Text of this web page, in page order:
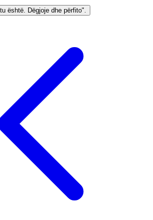
është. Dëgjoje dhe përfito".